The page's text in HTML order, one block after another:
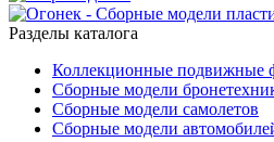
Разделы каталога
Коллекционные подвижные
Сборные модели
Сборные модели самолетов
Сборные модели